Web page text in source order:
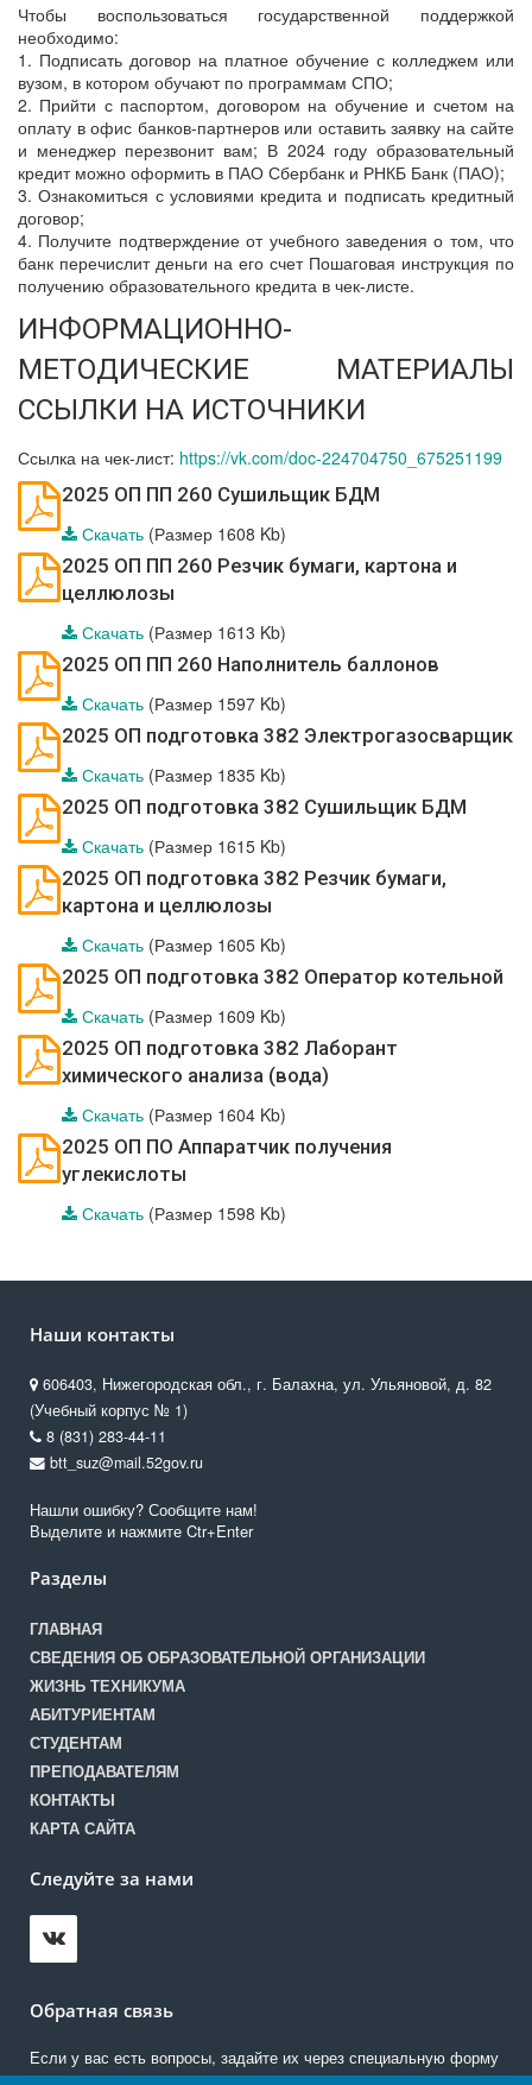
Чтобы воспользоваться государственной поддержкой
необходимо:
1. Подписать договор на платное обучение с колледжем или
вузом, в котором обучают по программам СПО;
2. Прийти с паспортом, договором на обучение и счетом на
оплату в офис банков-партнеров или оставить заявку на сайте
и менеджер перезвонит вам; В 2024 году образовательный
кредит можно оформить в ПАО Сбербанк и РНКБ Банк (ПАО);
3. Ознакомиться с условиями кредита и подписать кредитный
договор;
4. Получите подтверждение от учебного заведения о том, что
банк перечислит деньги на его счет Пошаговая инструкция по
получению образовательного кредита в чек-листе.
ИНФОРМАЦИОННО-
МЕТОДИЧЕСКИЕ МАТЕРИАЛЫ
ССЫЛКИ НА ИСТОЧНИКИ
Ссылка на чек-лист: https://vk.com/doc-224704750_675251199
2025 ОП ПП 260 Сушильщик БДМ
Скачать (Размер 1608 Kb)
2025 ОП ПП 260 Резчик бумаги, картона и
целлюлозы
Скачать (Размер 1613 Kb)
2025 ОП ПП 260 Наполнитель баллонов
Скачать (Размер 1597 Kb)
2025 ОП подготовка 382 Электрогазосварщик
Скачать (Размер 1835 Kb)
2025 ОП подготовка 382 Сушильщик БДМ
Скачать (Размер 1615 Kb)
2025 ОП подготовка 382 Резчик бумаги,
картона и целлюлозы
Скачать (Размер 1605 Kb)
2025 ОП подготовка 382 Оператор котельной
Скачать (Размер 1609 Kb)
2025 ОП подготовка 382 Лаборант
химического анализа (вода)
Скачать (Размер 1604 Kb)
2025 ОП ПО Аппаратчик получения
углекислоты
Скачать (Размер 1598 Kb)
Наши контакты
606403, Нижегородская обл., г. Балахна, ул. Ульяновой, д. 82
(Учебный корпус № 1)
8 (831) 283-44-11
btt_suz@mail.52gov.ru
Нашли ошибку? Сообщите нам!
Выделите и нажмите Ctr+Enter
Разделы
ГЛАВНАЯ
СВЕДЕНИЯ ОБ ОБРАЗОВАТЕЛЬНОЙ ОРГАНИЗАЦИИ
ЖИЗНЬ ТЕХНИКУМА
АБИТУРИЕНТАМ
СТУДЕНТАМ
ПРЕПОДАВАТЕЛЯМ
КОНТАКТЫ
КАРТА САЙТА
Следуйте за нами
Обратная связь
Если у вас есть вопросы, задайте их через специальную форму